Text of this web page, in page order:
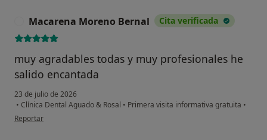
Macarena Moreno Bernal Cita verificada
muy agradables todas y muy profesionales he
salido encantada
23 de julio de 2026
• Clínica Dental Aguado & Rosal • Primera visita informativa gratuita •
en opinión del usuario Macarena Moreno Bernal
Reportar